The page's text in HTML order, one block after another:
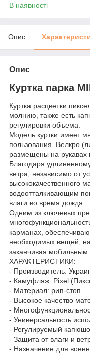
В наявності
Опис
Опис
Куртка парка
Куртка расцветки
молнию, также есть
регулировки объема.
Модель куртки имеет
пользования. Велкро
размещены на рукавах
Благодаря
ветра, независимо от
высококачественного
водоотталкивающим
влаги во время дождя.
Одним из ключевых
карманах,
необходимых вещей,
заканчивая
ХАРАКТЕРИСТИКИ:
- Производитель:
- Камуфляж: Pixel
- Материал: рип-стоп
- Высокое качество
-
- Универсальность
- Регулируемый
- Защита от влаги и
- Назначение для